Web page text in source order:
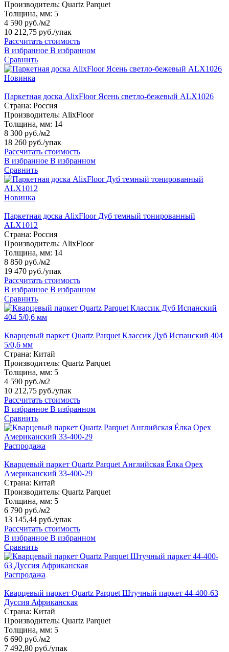
Производитель: Quartz Parquet
Толщина, мм: 5
4 590 руб./м2
10 212,75 руб./упак
Рассчитать стоимость
В избранное В избранном
Сравнить
Новинка
Паркетная доска AlixFloor Ясень светло-бежевый ALX1026
Страна: Россия
Производитель: AlixFloor
Толщина, мм: 14
8 300 руб./м2
18 260 руб./упак
Рассчитать стоимость
В избранное В избранном
Сравнить
Новинка
Паркетная доска AlixFloor Дуб темный тонированный
ALX1012
Страна: Россия
Производитель: AlixFloor
Толщина, мм: 14
8 850 руб./м2
19 470 руб./упак
Рассчитать стоимость
В избранное В избранном
Сравнить
Кварцевый паркет Quartz Parquet Классик Дуб Испанский 404
5/0,6 мм
Страна: Китай
Производитель: Quartz Parquet
Толщина, мм: 5
4 590 руб./м2
10 212,75 руб./упак
Рассчитать стоимость
В избранное В избранном
Сравнить
Распродажа
Кварцевый паркет Quartz Parquet Английская Ёлка Орех
Американский 33-400-29
Страна: Китай
Производитель: Quartz Parquet
Толщина, мм: 5
6 790 руб./м2
13 145,44 руб./упак
Рассчитать стоимость
В избранное В избранном
Сравнить
Распродажа
Кварцевый паркет Quartz Parquet Штучный паркет 44-400-63
Дуссия Африканская
Страна: Китай
Производитель: Quartz Parquet
Толщина, мм: 5
6 690 руб./м2
7 492,80 руб./упак